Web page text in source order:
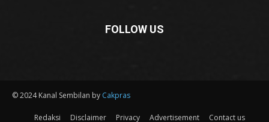
FOLLOW US
© 2024 Kanal Sembilan by Cakpras
Redaksi Disclaimer Privacy Advertisement Contact us